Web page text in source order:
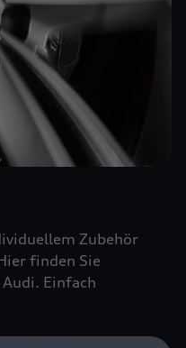
Zubehör
finden Sie
Einfach